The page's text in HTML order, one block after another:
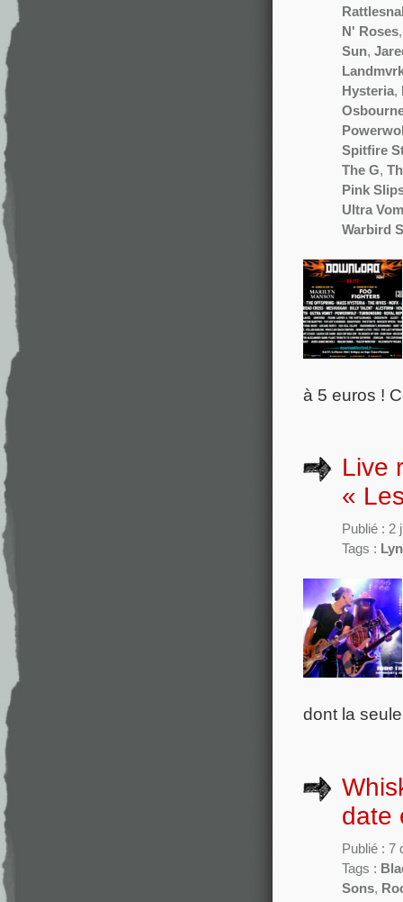
N' Roses
Sun,
Hysteria,
Spitfire
The G,
Pink
Ultra
Warbird
à 5 euros !
Live
«
Publié : 2
Tags :
dont la
date
Publié : 7
Tags :
Sons,